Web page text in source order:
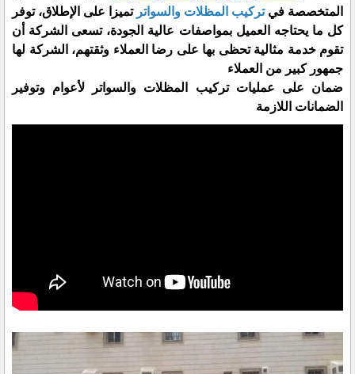
المتخصصة فيتركيب المظلات والسواتر تميزا على الإطلاق، توفر
كل ما يحتاجه العميل بمواصفات عالية الجودة، تسعى الشركة أن
تقوم خدمة مثالية تحظى بها على رضا العملاء وثقتهم، الشركة لها
جمهور كبير من العملاء
ضمان على عمليات تركيب المظلات والسواتر لأعوام وتوفير
الضمانات اللازمة